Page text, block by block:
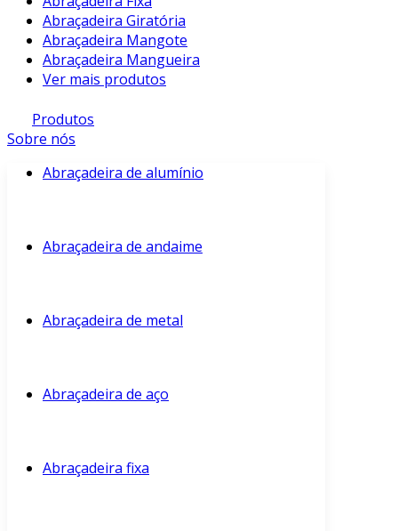
Abraçadeira Giratória
Abraçadeira Mangote
Abraçadeira Mangueira
Ver mais produtos
Produtos
Sobre nós
Abraçadeira de alumínio
Abraçadeira de andaime
Abraçadeira de metal
Abraçadeira de aço
Abraçadeira fixa